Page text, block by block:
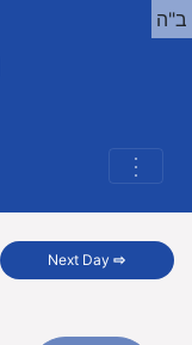
⋮
ב"ה
Next Day⇨